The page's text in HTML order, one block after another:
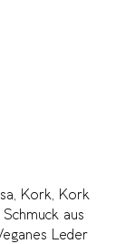
, Kork, Kork
Schmuck aus
Leder